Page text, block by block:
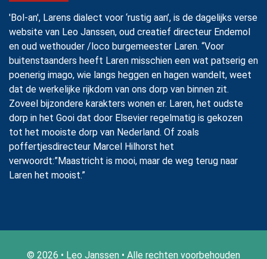
'Bol-an', Larens dialect voor ‘rustig aan’, is de dagelijks verse
website van Leo Janssen, oud creatief directeur Endemol
en oud wethouder /loco burgemeester Laren. “Voor
buitenstaanders heeft Laren misschien een wat patserig en
poenerig imago, wie langs heggen en hagen wandelt, weet
dat de werkelijke rijkdom van ons dorp van binnen zit.
Zoveel bijzondere karakters wonen er. Laren, het oudste
dorp in het Gooi dat door Elsevier regelmatig is gekozen
tot het mooiste dorp van Nederland. Of zoals
poffertjesdirecteur Marcel Hilhorst het
verwoordt:”Maastricht is mooi, maar de weg terug naar
Laren het mooist.”
© 2026 • Leo Janssen • Alle rechten voorbehouden